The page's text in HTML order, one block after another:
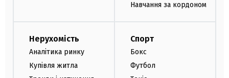
Навчання за кордоном
Нерухомість
Аналітика ринку
Купівля житла
Спорт
Бокс
Футбол